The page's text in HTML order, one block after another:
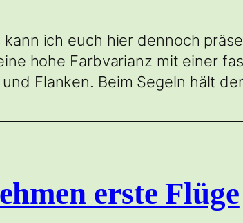
ich euch hier dennoch
hohe Farbvarianz mit einer
Flanken. Beim Segeln hält
erste Flüge